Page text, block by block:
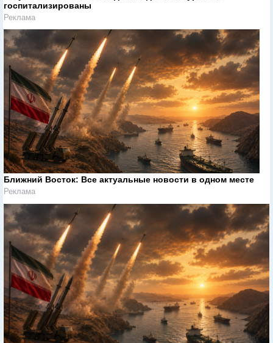
госпитализированы
Реклама
Ближний Восток: Все актуальные новости в одном месте
Реклама